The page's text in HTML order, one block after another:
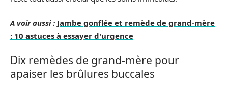
A voir aussi : Jambe gonflée et remède de grand-mère
: 10 astuces à essayer d'urgence
Dix remèdes de grand-mère pour
apaiser les brûlures buccales